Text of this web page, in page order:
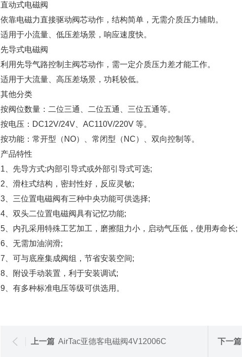
直动式电磁阀
依靠电磁力直接驱动阀芯动作，结构简单，无需介质压力辅助。
适用于小流量、低压差场景，响应速度快。
先导式电磁阀
利用先导气路控制主阀芯动作，需一定介质压力差才能工作。
适用于大流量、高压差场景，功耗较低。
其他分类
按阀位数量：二位三通、二位五通、三位五通等。
按电压：DC12V/24V、AC110V/220V 等。
按功能：常开型（NO）、常闭型（NC）、双向控制等。
产品特性
1、先导方式:内部引导式或外部引导式可选;
2、滑柱式结构，密封性好，反应灵敏;
3、三位置电磁阀有三种中央功能可供选择;
4、双头二位置电磁阀具有记忆功能;
5、内孔采用特殊工艺加工，磨擦阻力小，启动气压低，使用寿命长;
6、无需加油润滑;
7、可与底座集成阀组，节省安装空间;
8、附设手动装置，利于安装调试;
9、有多种标准电压等级可供选用。
上一篇 AirTac亚德客电磁阀4V12006C 下一篇